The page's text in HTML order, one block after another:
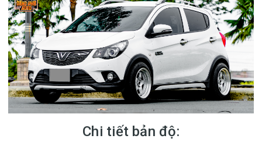
Chi tiết bản độ: